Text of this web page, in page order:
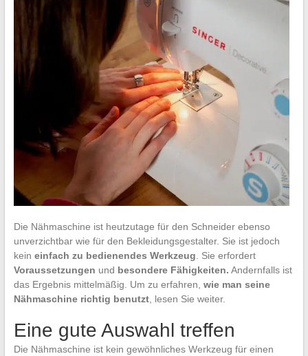
Die Nähmaschine ist heutzutage für den Schneider ebenso
unverzichtbar wie für den Bekleidungsgestalter. Sie ist jedoch
kein einfach zu bedienendes Werkzeug. Sie erfordert
Voraussetzungen und besondere Fähigkeiten. Andernfalls ist
das Ergebnis mittelmäßig. Um zu erfahren, wie man seine
Nähmaschine richtig benutzt, lesen Sie weiter.
Eine gute Auswahl treffen
Die Nähmaschine ist kein gewöhnliches Werkzeug für einen